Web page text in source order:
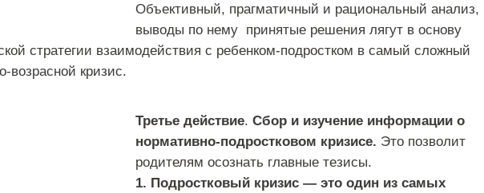
Объективный, прагматичный и рациональный анализ,
выводы по нему принятые решения лягут в основу
стратегии взаимодействия с ребенком-подростком в самый сложный
возрасной кризис.
Третье действие. Сбор и изучение информации о
нормативно-подростковом кризисе. Это позволит
родителям осознать главные тезисы.
1. Подростковый кризис — это один из самых